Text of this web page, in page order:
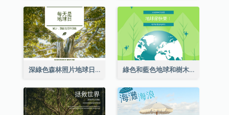
深綠色森林照片地球日明信片 綠色和藍色地球和樹木插圖地球日明信片